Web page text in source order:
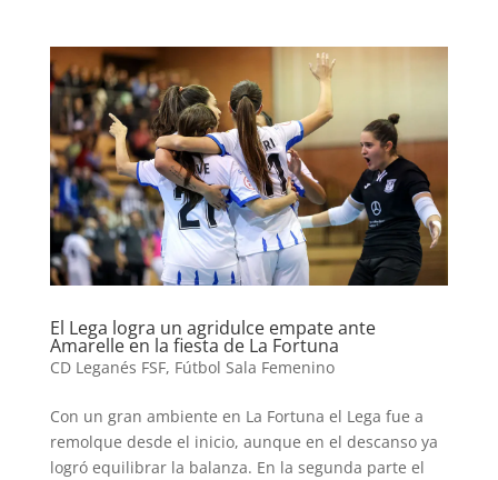
El Lega logra un agridulce empate ante
Amarelle en la fiesta de La Fortuna
CD Leganés FSF, Fútbol Sala Femenino
Con un gran ambiente en La Fortuna el Lega fue a
remolque desde el inicio, aunque en el descanso ya
logró equilibrar la balanza. En la segunda parte el